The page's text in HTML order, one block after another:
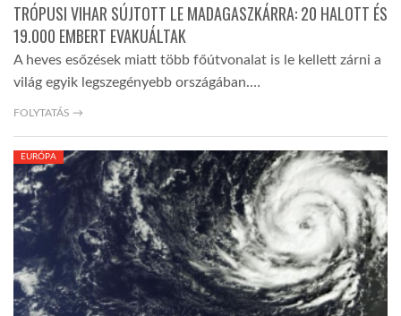
TRÓPUSI VIHAR SÚJTOTT LE MADAGASZKÁRRA: 20 HALOTT ÉS
19.000 EMBERT EVAKUÁLTAK
A heves esőzések miatt több főútvonalat is le kellett zárni a
világ egyik legszegényebb országában.…
FOLYTATÁS →
EURÓPA